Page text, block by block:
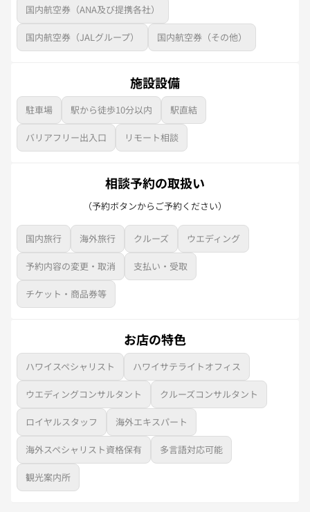
国内航空券（ANA及び提携各社）
国内航空券（JALグループ） 国内航空券（その他）
施設設備
駐車場 駅から徒歩10分以内 駅直結
バリアフリー出入口 リモート相談
相談予約の取扱い
（予約ボタンからご予約ください）
国内旅行 海外旅行 クルーズ ウエディング
予約内容の変更・取消 支払い・受取
チケット・商品券等
お店の特色
ハワイスペシャリスト ハワイサテライトオフィス
ウエディングコンサルタント クルーズコンサルタント
ロイヤルスタッフ 海外エキスパート
海外スペシャリスト資格保有 多言語対応可能
観光案内所